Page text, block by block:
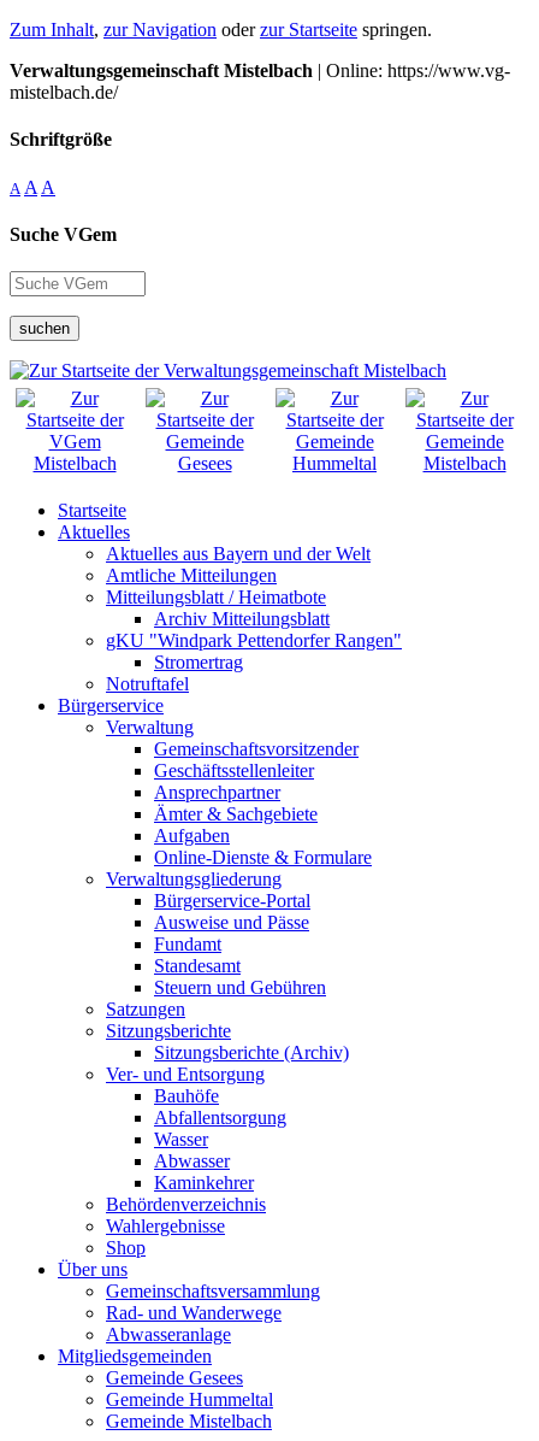
Zum Inhalt, zur Navigation oderzur Startseite springen.
Verwaltungsgemeinschaft Mistelbach | Online: https://www.vg-
mistelbach.de/
Schriftgröße
A A A
Suche VGem
suchen
Startseite
Aktuelles
Aktuelles aus Bayern und der Welt
Amtliche Mitteilungen
Mitteilungsblatt / Heimatbote
Archiv Mitteilungsblatt
gKU "Windpark Pettendorfer Rangen"
Stromertrag
Notruftafel
Bürgerservice
Verwaltung
Gemeinschaftsvorsitzender
Geschäftsstellenleiter
Ansprechpartner
Ämter & Sachgebiete
Aufgaben
Online-Dienste & Formulare
Verwaltungsgliederung
Bürgerservice-Portal
Ausweise und Pässe
Fundamt
Standesamt
Steuern und Gebühren
Satzungen
Sitzungsberichte
Sitzungsberichte (Archiv)
Ver- und Entsorgung
Bauhöfe
Abfallentsorgung
Wasser
Abwasser
Kaminkehrer
Behördenverzeichnis
Wahlergebnisse
Shop
Über uns
Gemeinschaftsversammlung
Rad- und Wanderwege
Abwasseranlage
Mitgliedsgemeinden
Gemeinde Gesees
Gemeinde Hummeltal
Gemeinde Mistelbach